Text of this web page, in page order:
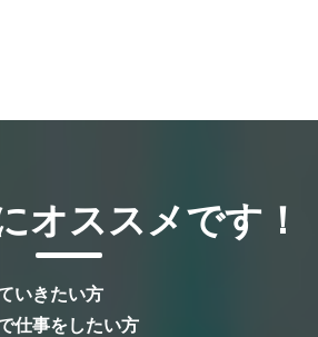
オススメです！
いきたい方
仕事をしたい方